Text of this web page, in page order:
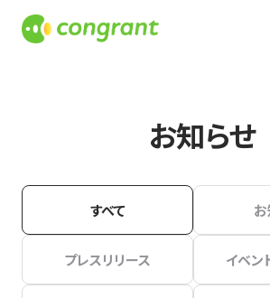
お知らせ
すべて
プレスリリース イベン